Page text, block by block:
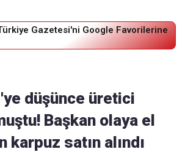
Gazetesi'ni Google Favorilerine
düşünce üretici
Başkan olaya el
karpuz satın alındı